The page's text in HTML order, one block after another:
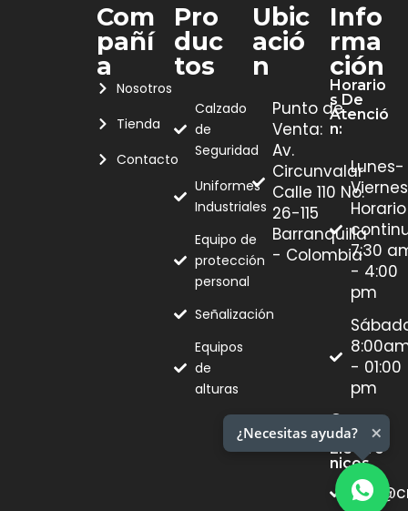
Com
Pañí
A
Nosotros
Tienda
Contacto
Pro
Duc
Tos
Calzado
de
Seguridad
Uniformes
Industriales
Equipo de
protección
personal
Señalización
Equipos
de
alturas
Ubic
Ació
N
Punto de
Venta:
Av.
Circunvalar
Calle 110 No.
26-115
Barranquilla
- Colombia
Info
Rma
Ción
Horario
S De
Atenció
N:
Lunes-
Viernes
Horario
7:30
- 4:00
pm
- 01:00
pm
Correo
S
Electró
Nicos
×
¿Necesitas ayuda?